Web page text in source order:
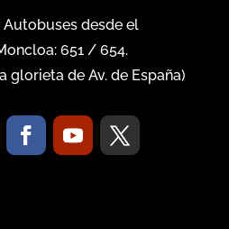
Autobuses desde el
651/ 654.
glorieta de Av. de España)